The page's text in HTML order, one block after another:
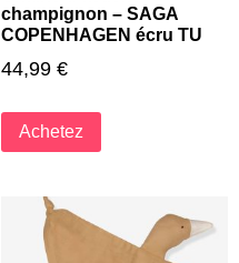
champignon – SAGA
COPENHAGEN écru TU
44,99 €
Achetez